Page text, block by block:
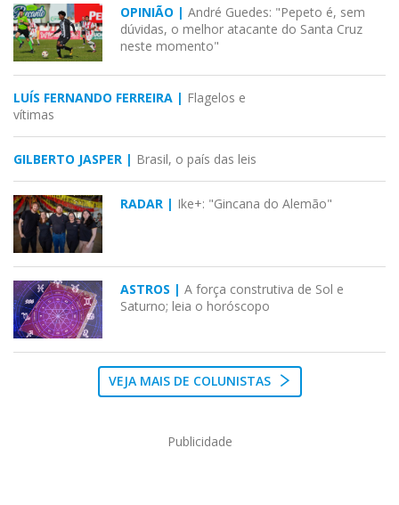
OPINIÃO | André Guedes: "Pepeto é, sem
dúvidas, o melhor atacante do Santa Cruz
neste momento"
LUÍS FERNANDO FERREIRA | Flagelos e
vítimas
GILBERTO JASPER | Brasil, o país das leis
RADAR | Ike+: "Gincana do Alemão"
ASTROS | A força construtiva de Sol e
Saturno; leia o horóscopo
VEJA MAIS DE COLUNISTAS
Publicidade